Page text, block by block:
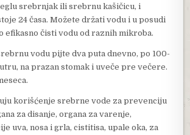
srebrnjak ili srebrnu kašičicu, i
24 časa. Možete držati vodu i u posudi
efikasno čisti vodu od raznih mikroba.
vodu pijte dva puta dnevno, po 100-
na prazan stomak i uveče pre večere.
korišćenje srebrne vode za prevenciju
za disanje, organa za varenje,
uva, nosa i grla, cistitisa, upale oka, za